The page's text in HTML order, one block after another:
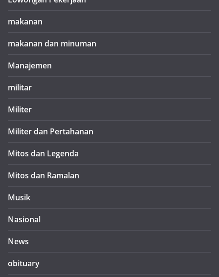
makanan
makanan dan minuman
Manajemen
militar
Militer
Militer dan Pertahanan
Mitos dan Legenda
Mitos dan Ramalan
Musik
Nasional
News
obituary